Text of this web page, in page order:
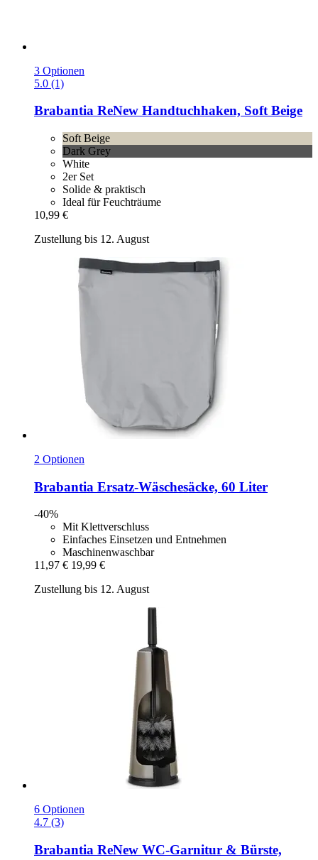
3 Optionen
5.0 (1)
Brabantia ReNew Handtuchhaken, Soft Beige
Soft Beige
Dark Grey
White
2er Set
Solide & praktisch
Ideal für Feuchträume
10,99 €
Zustellung bis 12. August
2 Optionen
Brabantia Ersatz-​Wäschesäcke, 60 Liter
-40%
Mit Klettverschluss
Einfaches Einsetzen und Entnehmen
Maschinenwaschbar
11,97 € 19,99 €
Zustellung bis 12. August
6 Optionen
4.7 (3)
Brabantia ReNew WC-​Garnitur & Bürste,